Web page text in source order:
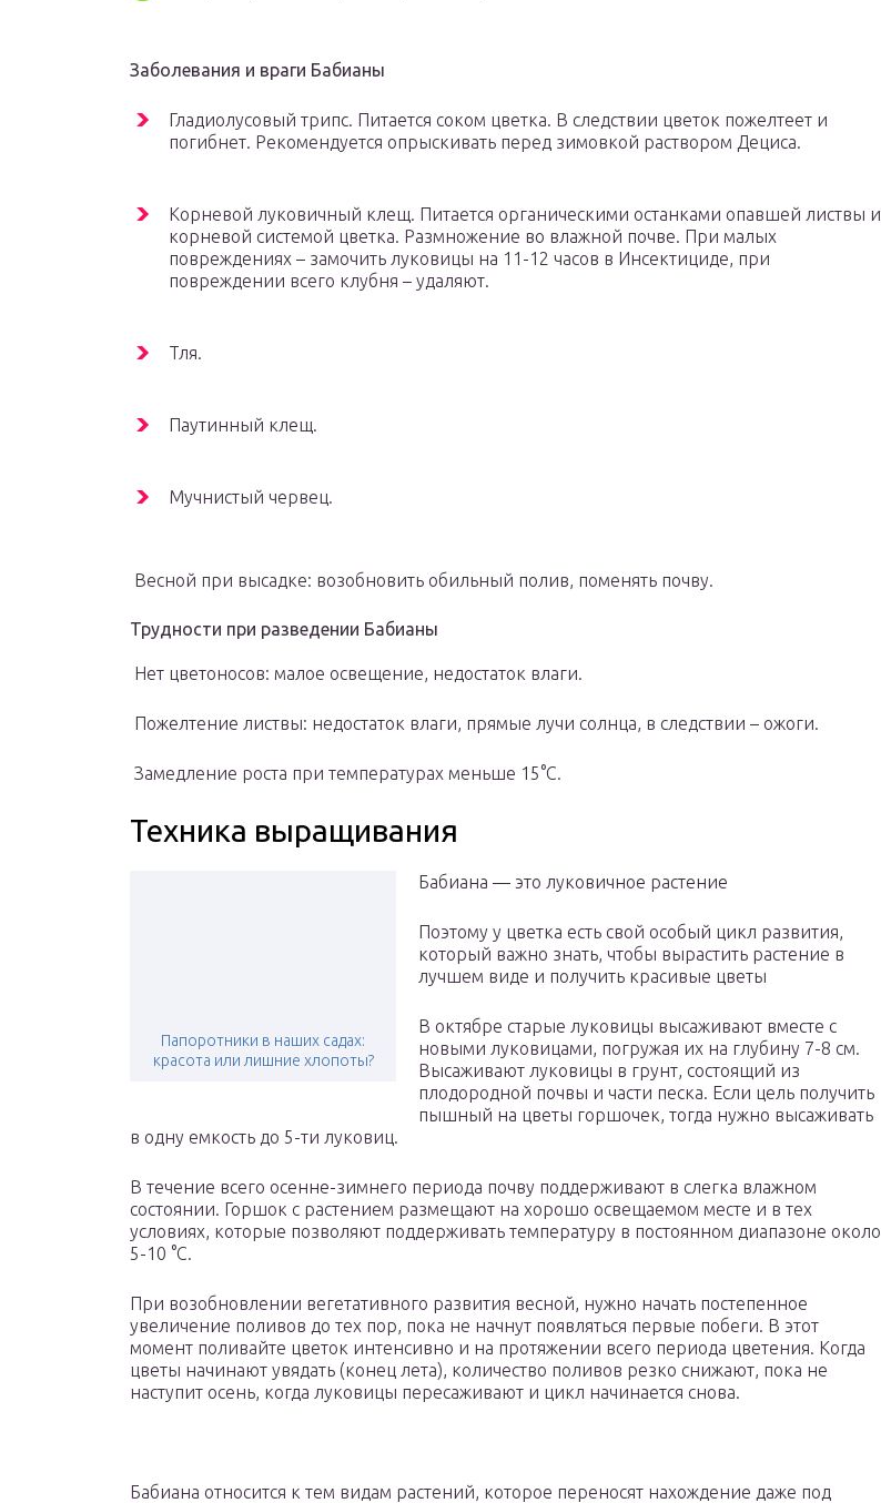
Заболевания и враги Бабианы
Гладиолусовый трипс. Питается соком цветка. В следствии цветок пожелтеет и
погибнет. Рекомендуется опрыскивать перед зимовкой раствором Дециса.
Корневой луковичный клещ. Питается органическими останками опавшей листвы и
корневой системой цветка. Размножение во влажной почве. При малых
повреждениях – замочить луковицы на 11-12 часов в Инсектициде, при
повреждении всего клубня – удаляют.
Тля.
Паутинный клещ.
Мучнистый червец.
Весной при высадке: возобновить обильный полив, поменять почву.
Трудности при разведении Бабианы
Нет цветоносов: малое освещение, недостаток влаги.
Пожелтение листвы: недостаток влаги, прямые лучи солнца, в следствии – ожоги.
Замедление роста при температурах меньше 15°С.
Техника выращивания
Папоротники в наших садах:
красота или лишние хлопоты?
Бабиана — это луковичное растение
Поэтому у цветка есть свой особый цикл развития,
который важно знать, чтобы вырастить растение в
лучшем виде и получить красивые цветы
В октябре старые луковицы высаживают вместе с
новыми луковицами, погружая их на глубину 7-8 см.
Высаживают луковицы в грунт, состоящий из
плодородной почвы и части песка. Если цель получить
пышный на цветы горшочек, тогда нужно высаживать
в одну емкость до 5-ти луковиц.
В течение всего осенне-зимнего периода почву поддерживают в слегка влажном
состоянии. Горшок с растением размещают на хорошо освещаемом месте и в тех
условиях, которые позволяют поддерживать температуру в постоянном диапазоне около
5-10 °C.
При возобновлении вегетативного развития весной, нужно начать постепенное
увеличение поливов до тех пор, пока не начнут появляться первые побеги. В этот
момент поливайте цветок интенсивно и на протяжении всего периода цветения. Когда
цветы начинают увядать (конец лета), количество поливов резко снижают, пока не
наступит осень, когда луковицы пересаживают и цикл начинается снова.
Бабиана относится к тем видам растений, которое переносят нахождение даже под